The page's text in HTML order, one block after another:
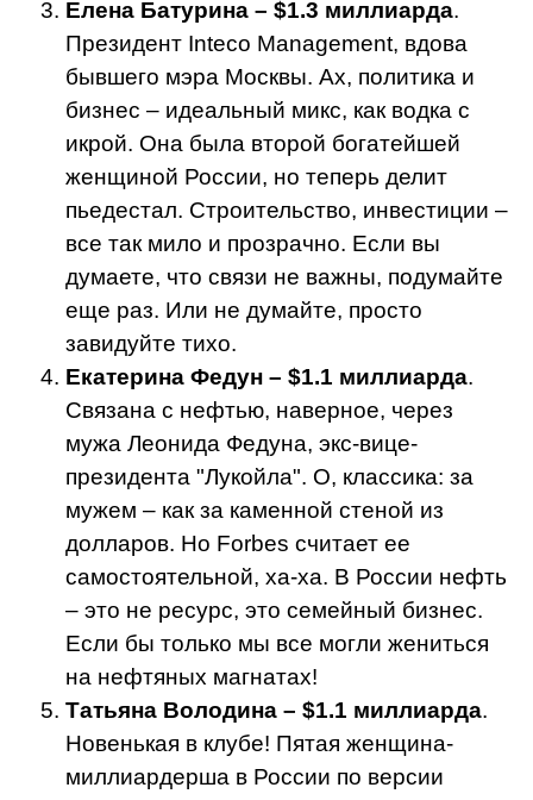
Елена Батурина – $1.3 миллиарда.
Президент Inteco Management, вдова
бывшего мэра Москвы. Ах, политика и
бизнес – идеальный микс, как водка с
икрой. Она была второй богатейшей
женщиной России, но теперь делит
пьедестал. Строительство, инвестиции –
все так мило и прозрачно. Если вы
думаете, что связи не важны, подумайте
еще раз. Или не думайте, просто
завидуйте тихо.
Екатерина Федун – $1.1 миллиарда.
Связана с нефтью, наверное, через
мужа Леонида Федуна, экс-вице-
президента "Лукойла". О, классика: за
мужем – как за каменной стеной из
долларов. Но Forbes считает ее
самостоятельной, ха-ха. В России нефть
– это не ресурс, это семейный бизнес.
Если бы только мы все могли жениться
на нефтяных магнатах!
Татьяна Володина – $1.1 миллиарда.
Новенькая в клубе! Пятая женщина-
миллиардерша в России по версии